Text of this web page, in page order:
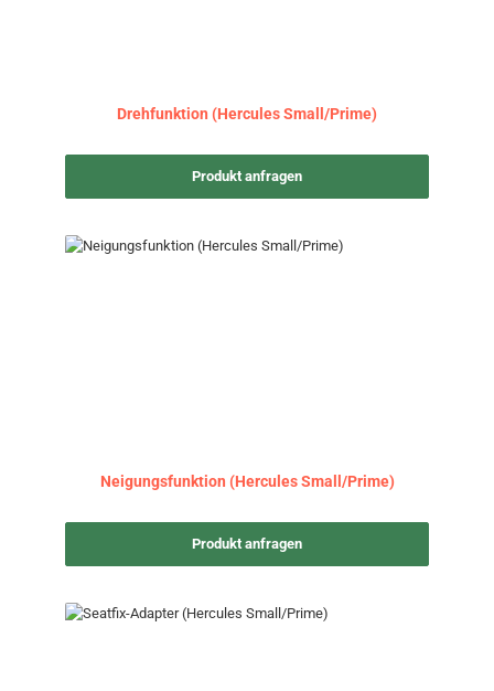
Drehfunktion (Hercules Small/Prime)
Produkt anfragen
Neigungsfunktion (Hercules Small/Prime)
Produkt anfragen